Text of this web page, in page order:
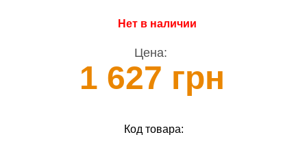
Нет в наличии
Цена:
1 627 грн
Код товара: